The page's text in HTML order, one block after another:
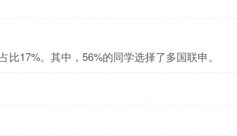
17%。其中，56%的同学选择了多国联申。